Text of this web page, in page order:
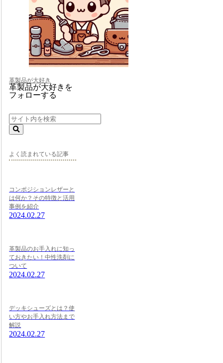
革製品が大好き
革製品が大好きを
フォローする
よく読まれている記事
コンポジションレザーと
は何か？その特徴と活用
事例を紹介
2024.02.27
革製品のお手入れに知っ
ておきたい！中性洗剤に
ついて
2024.02.27
デッキシューズとは？使
い方やお手入れ方法まで
解説
2024.02.27